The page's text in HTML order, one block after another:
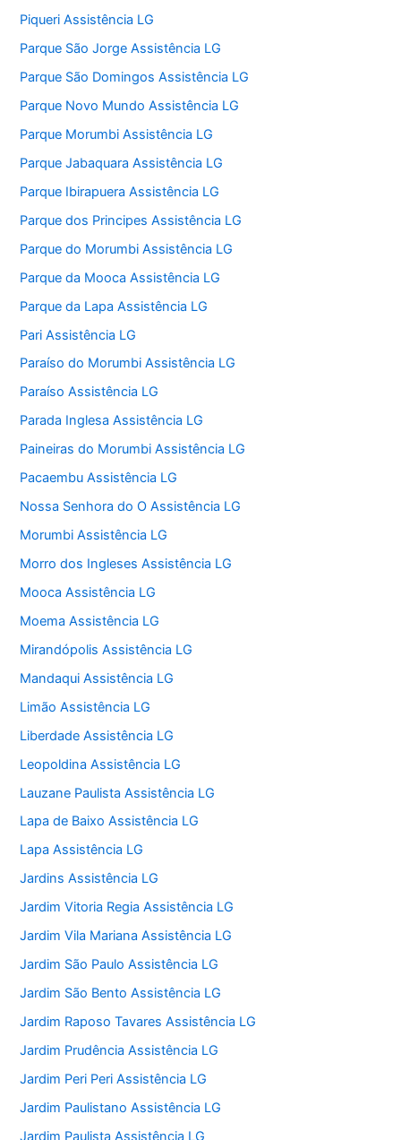
Piqueri Assistência LG
Parque São Jorge Assistência LG
Parque São Domingos Assistência LG
Parque Novo Mundo Assistência LG
Parque Morumbi Assistência LG
Parque Jabaquara Assistência LG
Parque Ibirapuera Assistência LG
Parque dos Principes Assistência LG
Parque do Morumbi Assistência LG
Parque da Mooca Assistência LG
Parque da Lapa Assistência LG
Pari Assistência LG
Paraíso do Morumbi Assistência LG
Paraíso Assistência LG
Parada Inglesa Assistência LG
Paineiras do Morumbi Assistência LG
Pacaembu Assistência LG
Nossa Senhora do O Assistência LG
Morumbi Assistência LG
Morro dos Ingleses Assistência LG
Mooca Assistência LG
Moema Assistência LG
Mirandópolis Assistência LG
Mandaqui Assistência LG
Limão Assistência LG
Liberdade Assistência LG
Leopoldina Assistência LG
Lauzane Paulista Assistência LG
Lapa de Baixo Assistência LG
Lapa Assistência LG
Jardins Assistência LG
Jardim Vitoria Regia Assistência LG
Jardim Vila Mariana Assistência LG
Jardim São Paulo Assistência LG
Jardim São Bento Assistência LG
Jardim Raposo Tavares Assistência LG
Jardim Prudência Assistência LG
Jardim Peri Peri Assistência LG
Jardim Paulistano Assistência LG
Jardim Paulista Assistência LG